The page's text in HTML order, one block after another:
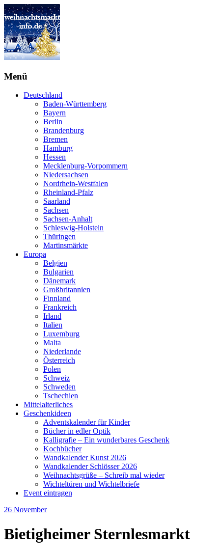
Menü
Deutschland
Baden-Württemberg
Bayern
Berlin
Brandenburg
Bremen
Hamburg
Hessen
Mecklenburg-Vorpommern
Niedersachsen
Nordrhein-Westfalen
Rheinland-Pfalz
Saarland
Sachsen
Sachsen-Anhalt
Schleswig-Holstein
Thüringen
Martinsmärkte
Europa
Belgien
Bulgarien
Dänemark
Großbritannien
Finnland
Frankreich
Irland
Italien
Luxemburg
Malta
Niederlande
Österreich
Polen
Schweiz
Schweden
Tschechien
Mittelalterliches
Geschenkideen
Adventskalender für Kinder
Bücher in edler Optik
Kalligrafie – Ein wunderbares Geschenk
Kochbücher
Wandkalender Kunst 2026
Wandkalender Schlösser 2026
Weihnachtsgrüße – Schreib mal wieder
Wichteltüren und Wichtelbriefe
Event eintragen
26 November
Bietigheimer Sternlesmarkt